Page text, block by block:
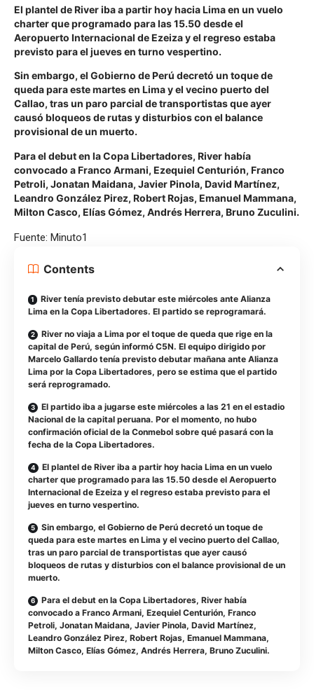
El plantel de River iba a partir hoy hacia Lima en un vuelo
charter que programado para las 15.50 desde el
Aeropuerto Internacional de Ezeiza y el regreso estaba
previsto para el jueves en turno vespertino.
Sin embargo, el Gobierno de Perú decretó un toque de
queda para este martes en Lima y el vecino puerto del
Callao, tras un paro parcial de transportistas que ayer
causó bloqueos de rutas y disturbios con el balance
provisional de un muerto.
Para el debut en la Copa Libertadores, River había
convocado a Franco Armani, Ezequiel Centurión, Franco
Petroli, Jonatan Maidana, Javier Pinola, David Martínez,
Leandro González Pirez, Robert Rojas, Emanuel Mammana,
Milton Casco, Elías Gómez, Andrés Herrera, Bruno Zuculini.
Fuente: Minuto1
Contents
River tenía previsto debutar este miércoles ante Alianza
Lima en la Copa Libertadores. El partido se reprogramará.
River no viaja a Lima por el toque de queda que rige en la
capital de Perú, según informó C5N. El equipo dirigido por
Marcelo Gallardo tenía previsto debutar mañana ante Alianza
Lima por la Copa Libertadores, pero se estima que el partido
será reprogramado.
El partido iba a jugarse este miércoles a las 21 en el estadio
Nacional de la capital peruana. Por el momento, no hubo
confirmación oficial de la Conmebol sobre qué pasará con la
fecha de la Copa Libertadores.
El plantel de River iba a partir hoy hacia Lima en un vuelo
charter que programado para las 15.50 desde el Aeropuerto
Internacional de Ezeiza y el regreso estaba previsto para el
jueves en turno vespertino.
Sin embargo, el Gobierno de Perú decretó un toque de
queda para este martes en Lima y el vecino puerto del Callao,
tras un paro parcial de transportistas que ayer causó
bloqueos de rutas y disturbios con el balance provisional de un
muerto.
Para el debut en la Copa Libertadores, River había
convocado a Franco Armani, Ezequiel Centurión, Franco
Petroli, Jonatan Maidana, Javier Pinola, David Martínez,
Leandro González Pirez, Robert Rojas, Emanuel Mammana,
Milton Casco, Elías Gómez, Andrés Herrera, Bruno Zuculini.